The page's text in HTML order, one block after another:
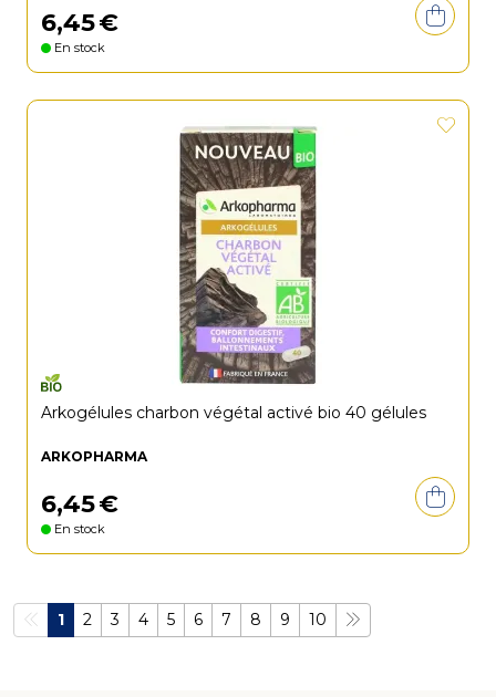
6,45€
En stock
Arkogélules charbon végétal activé bio 40 gélules
ARKOPHARMA
6,45€
En stock
1 2 3 4 5 6 7 8 9 10